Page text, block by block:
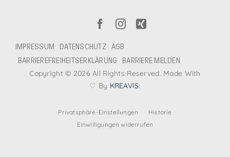
IMPRESSUM DATENSCHUTZ AGB
BARRIEREFREIHEITSERKLÄRUNG
BARRIERE MELDEN
Copyright © 2026 All Rights Reserved. Made With
♡ By KREAVIS.
Privatsphäre-Einstellungen
Historie
Einwilligungen widerrufen